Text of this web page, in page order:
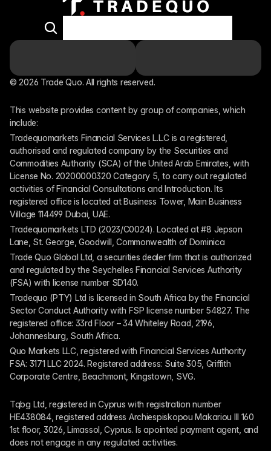
© 2026 Trade Quo. All rights reserved.
This website provides content by group of companies, which
include:
Tradequomarkets Financial Services L.L.C is a registered,
authorised and regulated company by the Securities and
Commodities Authority (SCA) of the United Arab Emirates, with
License No. 20200000320 Category 5, to carry out regulated
activities of Financial Consultations and Introduction. Its
registered office is located at Business Tower, Main Business
Village 114499 Dubai, UAE.
Tradequomarkets LTD (2023/C0024). Located at #8 Jepson
Lane, St. George, Goodwill, Commonwealth of Dominica
Trade Quo Global Ltd, a securities dealer firm that is authorized
and regulated by the Seychelles Financial Services Authority
(FSA) with license number SD140.
Tradequo (PTY) Ltd is licensed in South Africa by the Financial
Sector Conduct Authority with FSP license number 54827. The
registered office: 33rd Floor – 34 Whiteley Road, 2196,
Johannesburg, South Africa.
Quo Markets LLC, registered with Financial Services Authority
FSA: 3171 LLC 2024. Registered address: Suite 305, Griffith
Corporate Centre, Beachmont, Kingstown, SVG.
Tqbg Ltd, registered in Cyprus with registration number
HE438084, registered address Archiespiskopou Makariou III 160
1st floor, 3026, Limassol, Cyprus. Is apointed payment agent, and
does not engage in any regulated activities.